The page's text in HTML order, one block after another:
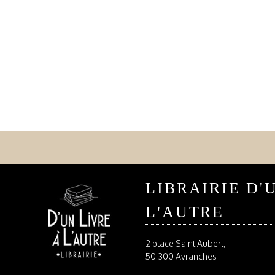
LIBRAIRIE
L'AUTRE
2 place Saint Aubert,
50 300 Avranches